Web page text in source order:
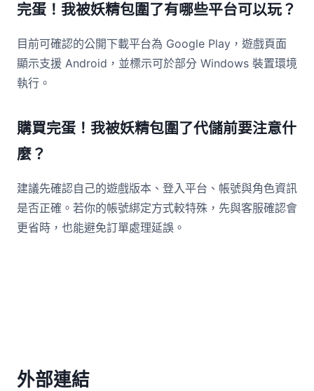
完蛋！我被妖精包圍了有哪些平台可以玩？
目前可確認的公開下載平台為 Google Play，遊戲頁面
顯示支援 Android，並標示可於部分 Windows 裝置環境
執行。
購買完蛋！我被妖精包圍了代儲前要注意什
麼？
建議先確認自己的遊戲版本、登入平台、帳號與角色資訊
是否正確。若你的帳號綁定方式較特殊，先與客服確認會
更省時，也能避免訂單處理延誤。
外部連結